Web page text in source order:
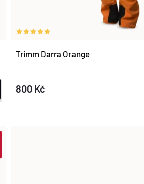
Trimm Darra Orange
800 Kč